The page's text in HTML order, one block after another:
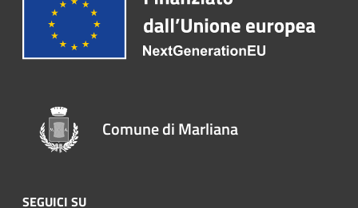
Comune di Marliana
SEGUICI SU